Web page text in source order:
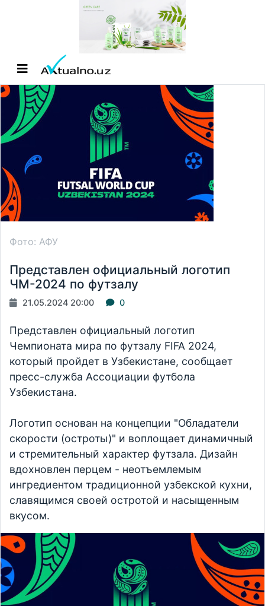
Фото: АФУ
Представлен официальный логотип
ЧМ-2024 по футзалу
21.05.2024 20:00 0
Представлен официальный логотип
Чемпионата мира по футзалу FIFA 2024,
который пройдет в Узбекистане, сообщает
пресс-служба Ассоциации футбола
Узбекистана.
Логотип основан на концепции "Обладатели
скорости (остроты)" и воплощает динамичный
и стремительный характер футзала. Дизайн
вдохновлен перцем - неотъемлемым
ингредиентом традиционной узбекской кухни,
славящимся своей остротой и насыщенным
вкусом.